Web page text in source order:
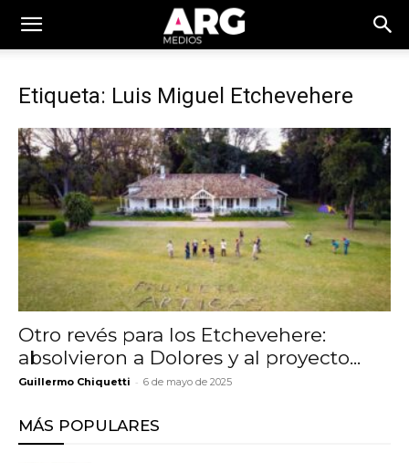
Etiqueta: Luis Miguel Etchevehere
Otro revés para los Etchevehere:
absolvieron a Dolores y al proyecto...
Guillermo Chiquetti - 6 de mayo de 2025
MÁS POPULARES